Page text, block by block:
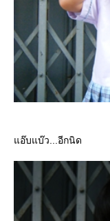
อ๊บแบ๊ว...อีกนิด